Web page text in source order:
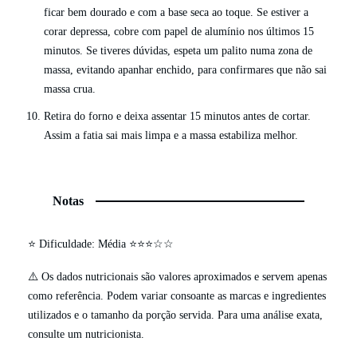
ficar bem dourado e com a base seca ao toque. Se estiver a
corar depressa, cobre com papel de alumínio nos últimos 15
minutos. Se tiveres dúvidas, espeta um palito numa zona de
massa, evitando apanhar enchido, para confirmares que não sai
massa crua.
Retira do forno e deixa assentar 15 minutos antes de cortar.
Assim a fatia sai mais limpa e a massa estabiliza melhor.
Notas
⭐ Dificuldade: Média ⭐⭐⭐☆☆
⚠️ Os dados nutricionais são valores aproximados e servem apenas
como referência. Podem variar consoante as marcas e ingredientes
utilizados e o tamanho da porção servida. Para uma análise exata,
consulte um nutricionista.